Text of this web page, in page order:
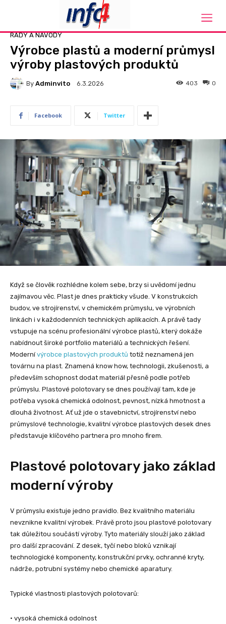
Rady a návody
RADY A NÁVODY
Výrobce plastů a moderní průmysl
výroby plastových produktů
By Adminvito 6.3.2026 0
403
Facebook Twitter
Když se člověk rozhlédne kolem sebe, brzy si uvědomí jednu
zajímavou věc. Plast je dnes prakticky všude. V konstrukcích
budov, ve strojírenství, v chemickém průmyslu, ve výrobních
linkách i v každodenních technických aplikacích. A právě tady
vstupuje na scénu profesionální výrobce plastů, který dokáže
nabídnout široké portfolio materiálů a technických řešení.
Modernívýrobce plastových produktů totiž neznamená jen
továrnu na plast. Znamená know how, technologii, zkušenosti, a
především schopnost dodat materiál přesně podle potřeb
průmyslu. Plastové polotovary se dnes používají tam, kde je
potřeba vysoká chemická odolnost, pevnost, nízká hmotnost a
dlouhá životnost. Ať už jde o stavebnictví, strojírenství nebo
průmyslové technologie, kvalitní výrobce plastových desek dnes
představuje klíčového partnera pro mnoho firem.
Plastové polotovary jako základ
moderní výroby
V průmyslu existuje jedno pravidlo. Bez kvalitního materiálu
nevznikne kvalitní výrobek. Právě proto jsou plastové polotovary
tak důležitou součástí výroby. Tyto materiály slouží jako základ
pro další zpracování. Z desek, tyčí nebo bloků vznikají
technologické komponenty, konstrukční prvky, ochranné kryty,
nádrže, potrubní systémy nebo chemické aparatury.
Typické vlastnosti plastových polotovarů:
• vysoká chemická odolnost